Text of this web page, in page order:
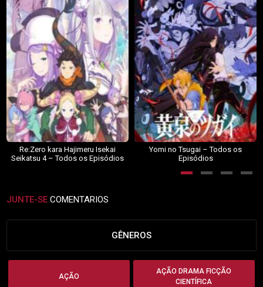
Re:Zero kara Hajimeru Isekai
Seikatsu 4 – Todos os Episódios
Yomi no Tsugai – Todos os
Episódios
JUNTE-SE COMENTARIOS
GÊNEROS
AÇÃO
AÇÃO DRAMA FICÇÃO
CIENTÍFICA